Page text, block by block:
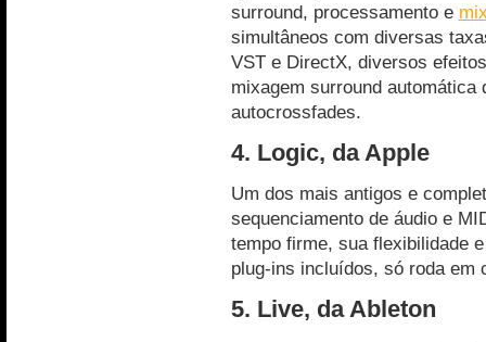
surround, processamento e
simultâneos com diversas
VST e DirectX, diversos
mixagem surround
autocrossfades.
4. Logic, da Apple
Um dos mais antigos e
sequenciamento de áudio e
tempo firme, sua flexibilidade
plug-ins incluídos, só roda em
5. Live, da Ableton